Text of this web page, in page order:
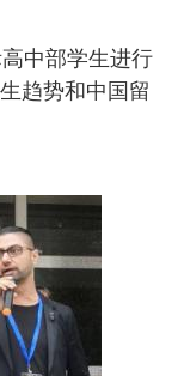
中部学生进行
趋势和中国留